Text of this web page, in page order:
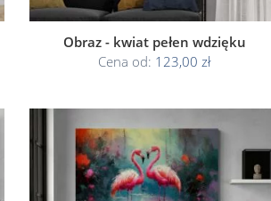
Obraz - kwiat pełen wdzięku
Cena od: 123,00 zł